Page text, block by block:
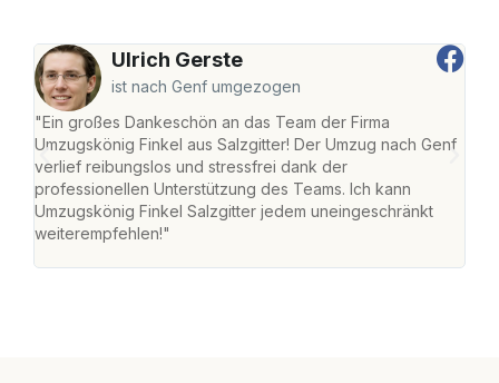
Ulrich Gerste
ist nach Genf umgezogen
"Ein großes Dankeschön an das Team der Firma
Umzugskönig Finkel aus Salzgitter! Der Umzug nach Genf
verlief reibungslos und stressfrei dank der
professionellen Unterstützung des Teams. Ich kann
Umzugskönig Finkel Salzgitter jedem uneingeschränkt
weiterempfehlen!"